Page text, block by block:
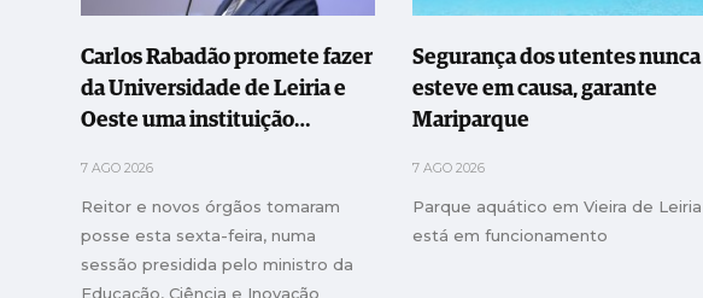
Carlos Rabadão promete fazer
da Universidade de Leiria e
Oeste uma instituição
7 AGO 2026
Reitor e novos órgãos tomaram
posse esta sexta-feira, numa
sessão presidida pelo ministro da
Educação, Ciência e Inovação
Segurança dos utentes nunca
esteve em causa, garante
Mariparque
7 AGO 2026
Parque aquático em Vieira de Leiria
está em funcionamento